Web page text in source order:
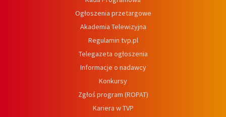
Ogłoszenia przetargowe
Akademia Telewizyjna
Regulamin tvp.pl
Telegazeta ogłoszenia
Informacje o nadawcy
Konkursy
Zgłoś program (ROPAT)
Kariera w TVP